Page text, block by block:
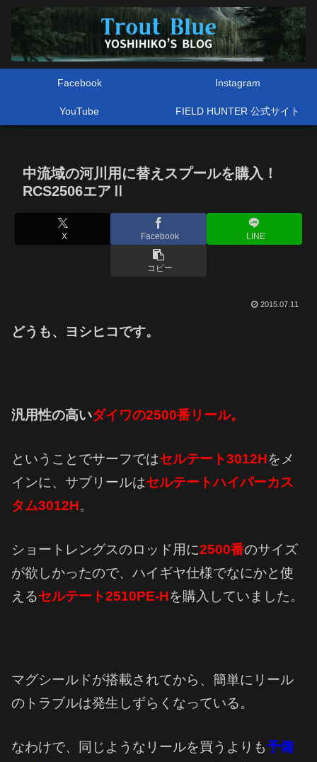
Facebook Instagram
YouTube FIELD HUNTER 公式サイト
中流域の河川用に替えスプールを購入！
RCS2506エアⅡ
X Facebook LINE
コピー
2015.07.11
どうも、ヨシヒコです。
汎用性の高いダイワの2500番リール。
ということでサーフではセルテート3012Hをメ
インに、サブリールはセルテートハイパーカス
タム3012H。
ショートレングスのロッド用に2500番のサイズ
が欲しかったので、ハイギヤ仕様でなにかと使
えるセルテート2510PE-Hを購入していました。
マグシールドが搭載されてから、簡単にリール
のトラブルは発生しずらくなっている。
なわけで、同じようなリールを買うよりも予備